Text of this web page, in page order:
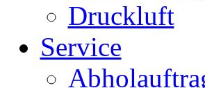
Druckluft
Service